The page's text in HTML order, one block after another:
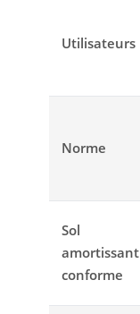
Utilisateurs
Norme
Sol
amortissant
conforme